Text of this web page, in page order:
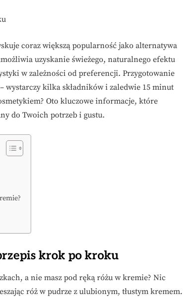
coraz większą popularność jako alternatywa
uzyskanie świeżego, naturalnego efektu
w zależności od preferencji. Przygotowanie
wystarczy kilka składników i zaledwie 15 minut
Oto kluczowe informacje, które
do Twoich potrzeb i gustu.
krok po kroku
a nie masz pod ręką różu w kremie? Nic
róż w pudrze z ulubionym, tłustym kremem.